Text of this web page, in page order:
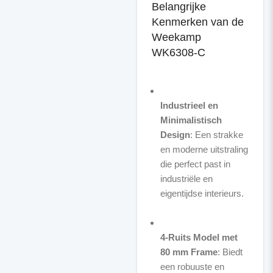
Belangrijke
Kenmerken van de
Weekamp
WK6308-C
Industrieel en
Minimalistisch
Design: Een strakke
en moderne uitstraling
die perfect past in
industriële en
eigentijdse interieurs.
4-Ruits Model met
80 mm Frame: Biedt
een robuuste en